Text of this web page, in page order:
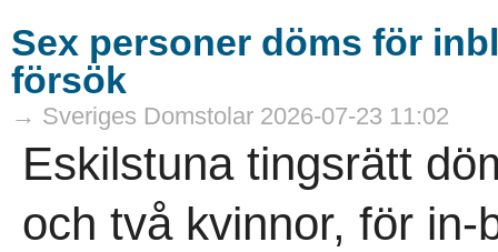
Sex personer döms för
försök
→ Sveriges Domstolar 2026-07-23 11:02
Eskilstuna tingsrätt
och två kvinnor, för